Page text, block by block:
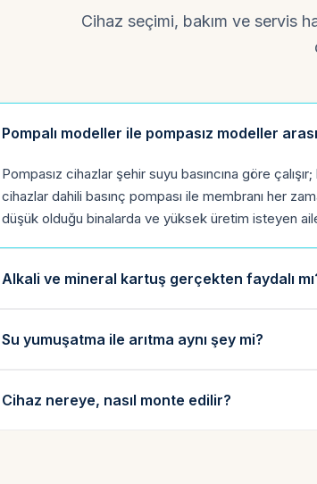
Cihaz seçimi, bakım ve servis
Pompalı modeller ile pompasız modeller
Pompasız cihazlar şehir suyu basıncına göre
cihazlar dahili basınç pompası ile membranı her
düşük olduğu binalarda ve yüksek üretim isteyen
Alkali ve mineral kartuş gerçekten faydalı
Su yumuşatma ile arıtma aynı şey mi?
Cihaz nereye, nasıl monte edilir?